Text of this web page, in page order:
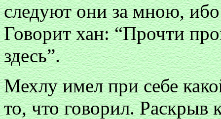
следуют они за мною,
Говорит хан: “Прочти
здесь”.
Мехлу имел при себе
то, что говорил. Раскрыв